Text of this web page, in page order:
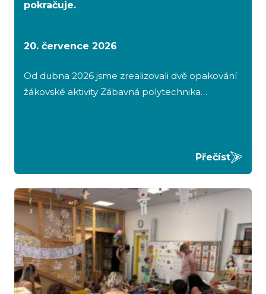
pokračuje.
20. července 2026
Od dubna 2026 jsme zrealizovali dvě opakování
žákovské aktivity Zábavná polytechnika…
Přečíst